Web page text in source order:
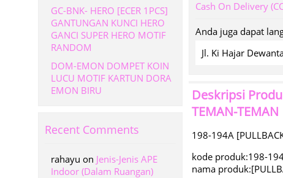
Cash On Delivery
Anda juga dapat
Jl. Ki Hajar
Deskripsi
TEMAN-TEMAN
198-194A
kode produk:198-
nama
GC-BNK- HERO [ECER 1PCS]
GANTUNGAN KUNCI HERO
GANCI SUPER HERO MOTIF
RANDOM
DOM-EMON DOMPET KOIN
LUCU MOTIF KARTUN DORA
EMON BIRU
Recent Comments
rahayu on Jenis-Jenis APE
Indoor (Dalam Ruangan)